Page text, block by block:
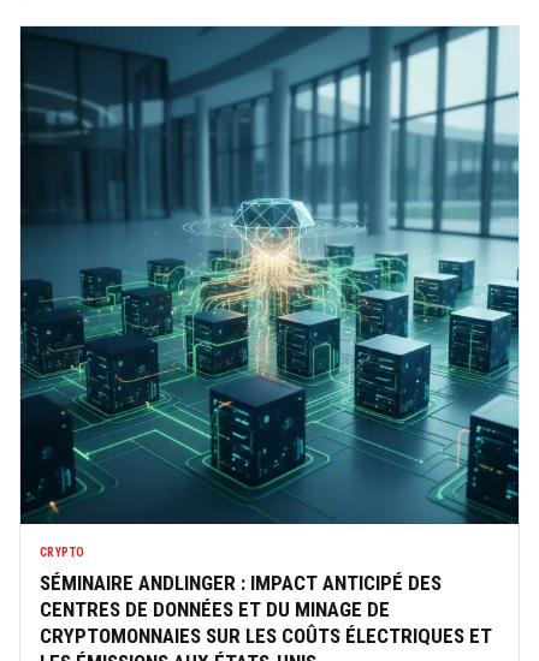
CRYPTO
SÉMINAIRE ANDLINGER : IMPACT ANTICIPÉ DES
CENTRES DE DONNÉES ET DU MINAGE DE
CRYPTOMONNAIES SUR LES COÛTS ÉLECTRIQUES ET